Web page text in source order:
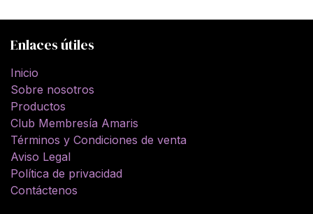
Enlaces útiles
Inicio
Sobre nosotros
Productos
Club Membresía Amaris
Términos y Condiciones de venta
Aviso Legal
Política de privacidad
Contáctenos